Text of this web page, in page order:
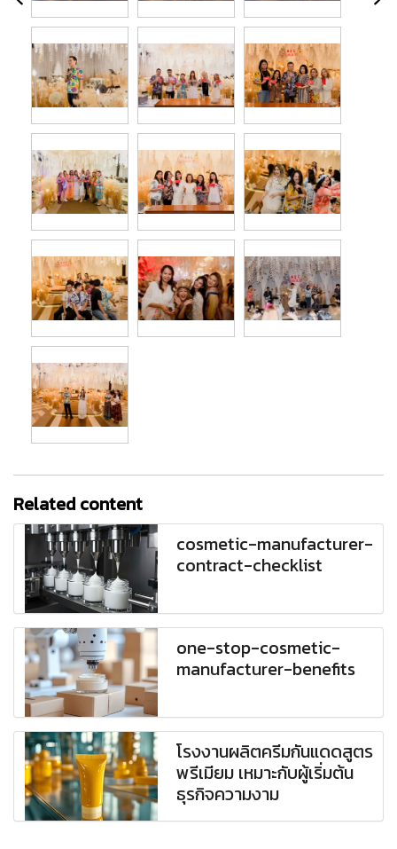
Related content
cosmetic-manufacturer-
contract-checklist
one-stop-cosmetic-
manufacturer-benefits
โรงงานผลิตครีมกันแดดสูตร
พรีเมียม เหมาะกับผู้เริ่มต้น
ธุรกิจความงาม